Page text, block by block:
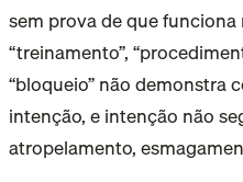
sem prova de que
“treinamento”,
“bloqueio” não demonstra
intenção, e intenção não
atropelamento,